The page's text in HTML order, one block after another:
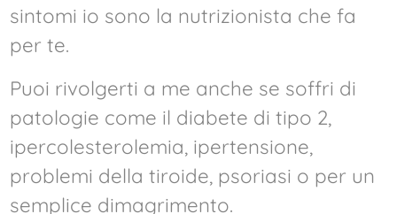
sintomi io sono la nutrizionista che fa
per te.
Puoi rivolgerti a me anche se soffri di
patologie come il diabete di tipo 2,
ipercolesterolemia, ipertensione,
problemi della tiroide, psoriasi o per un
semplice dimagrimento.